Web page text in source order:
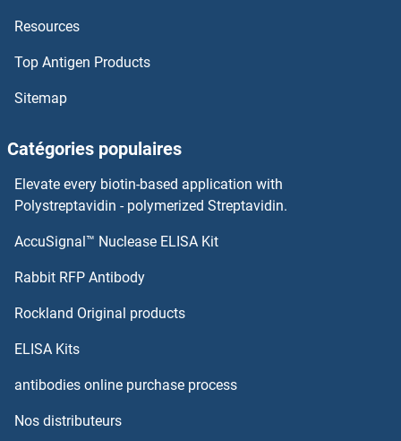
TNK2 Kits ELISA
TNK1 Kits ELISA
TNFSF8 Kits ELISA
TNFSF4 Kits ELISA
TNFSF15 Kits ELISA
TOLLIP Kits ELISA
Tolloid-Like 2 Kits ELISA
Resources
Top Antigen Products
Sitemap
Catégories populaires
Elevate every biotin-based application with
Polystreptavidin - polymerized Streptavidin.
AccuSignal™ Nuclease ELISA Kit
Rabbit RFP Antibody
Rockland Original products
ELISA Kits
antibodies online purchase process
Nos distributeurs